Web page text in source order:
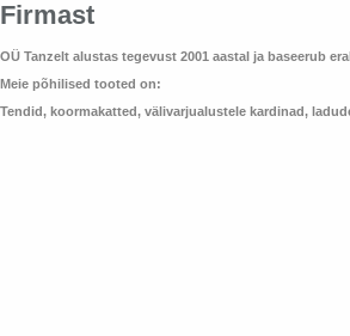
Firmast
OÜ Tanzelt alustas tegevust 2001 aastal ja baseerub
Meie põhilised tooted on:
Tendid, koormakatted, välivarjualustele kardinad,